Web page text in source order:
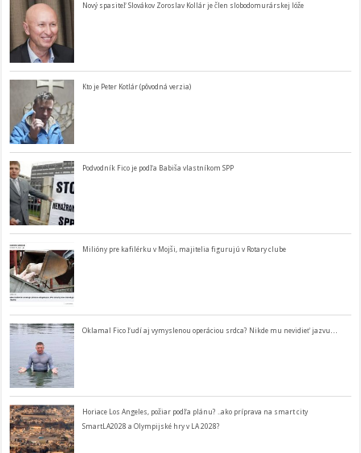
Nový spasiteľ Slovákov Zoroslav Kollár je člen slobodomurárskej lóže
Kto je Peter Kotlár (pôvodná verzia)
Podvodník Fico je podľa Babiša vlastníkom SPP
Milióny pre kafilérku v Mojši, majitelia figurujú v Rotary clube
Oklamal Fico ľudí aj vymyslenou operáciou srdca? Nikde mu nevidieť jazvu…
Horiace Los Angeles, požiar podľa plánu? ..ako príprava na smart city
SmartLA2028 a Olympijské hry v LA 2028?